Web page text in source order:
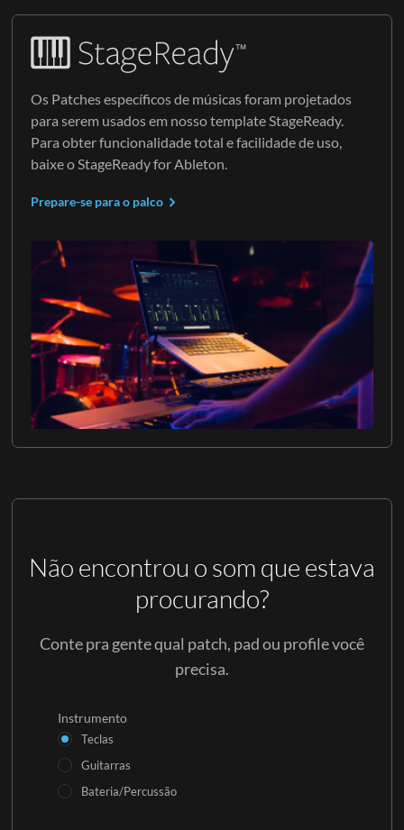
Os Patches específicos de músicas foram projetados
para serem usados em nosso template StageReady.
Para obter funcionalidade total e facilidade de uso,
baixe o StageReady for Ableton.
Prepare-se para o palco
Não encontrou o som que estava
procurando?
Conte pra gente qual patch, pad ou profile você
precisa.
Instrumento
Teclas
Guitarras
Bateria/Percussão